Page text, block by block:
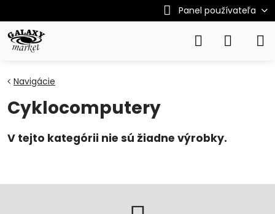
Panel používateľa
Navigácie
Cyklocomputery